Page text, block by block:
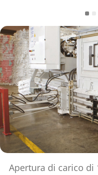
Apertura di carico di